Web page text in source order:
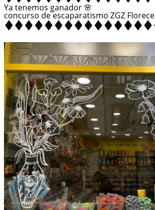
Ya tenemos ganador 🌸
concurso de escaparatismo ZGZ Florece